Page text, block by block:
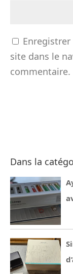
site dans le
commentaire.
Dans la